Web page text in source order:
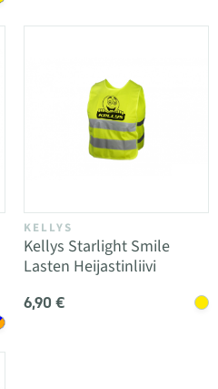
KELLYS
Kellys Starlight Smile
Lasten Heijastinliivi
6,90 €